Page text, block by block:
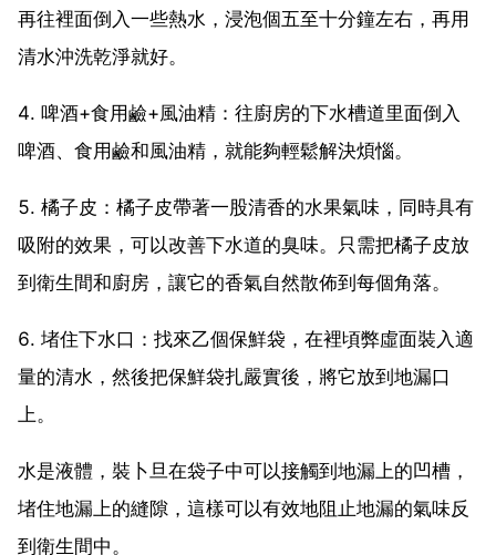
再往裡面倒入一些熱水，浸泡個五至十分鐘左右，再用
清水沖洗乾淨就好。
4. 啤酒+食用鹼+風油精：往廚房的下水槽道里面倒入
啤酒、食用鹼和風油精，就能夠輕鬆解決煩惱。
5. 橘子皮：橘子皮帶著一股清香的水果氣味，同時具有
吸附的效果，可以改善下水道的臭味。只需把橘子皮放
到衛生間和廚房，讓它的香氣自然散佈到每個角落。
6. 堵住下水口：找來乙個保鮮袋，在裡頃弊虛面裝入適
量的清水，然後把保鮮袋扎嚴實後，將它放到地漏口
上。
水是液體，裝卜旦在袋子中可以接觸到地漏上的凹槽，
堵住地漏上的縫隙，這樣可以有效地阻止地漏的氣味反
到衛生間中。